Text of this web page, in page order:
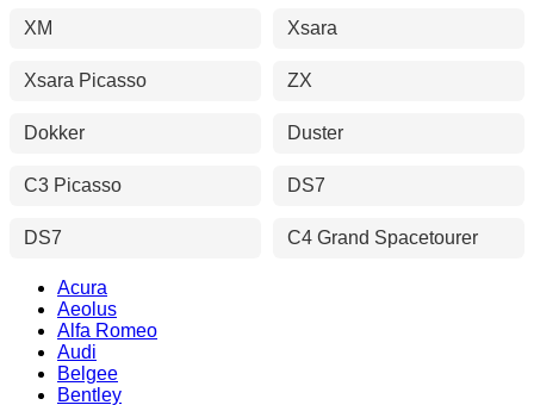
XM Xsara
Xsara Picasso ZX
Dokker Duster
C3 Picasso DS7
DS7 C4 Grand Spacetourer
Acura
Aeolus
Alfa Romeo
Audi
Belgee
Bentley